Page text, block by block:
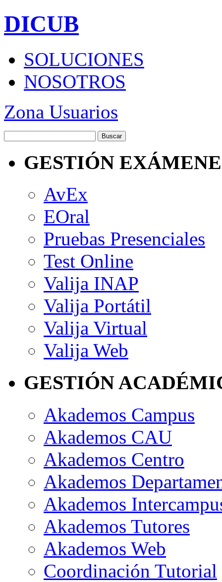
DICUB
SOLUCIONES
NOSOTROS
Zona Usuarios
GESTIÓN
AvEx
EOral
Pruebas Presenciales
Test Online
Valija INAP
Valija Portátil
Valija Virtual
Valija Web
GESTIÓN
Akademos Campus
Akademos CAU
Akademos Centro
Akademos
Akademos
Akademos Tutores
Akademos Web
Coordinación Tutorial